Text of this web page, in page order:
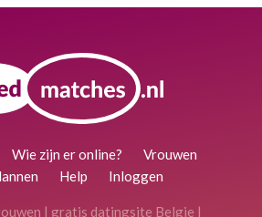
Wie zijn er online?
Vrouwen
Help Inloggen
| gratis datingsite Belgie |